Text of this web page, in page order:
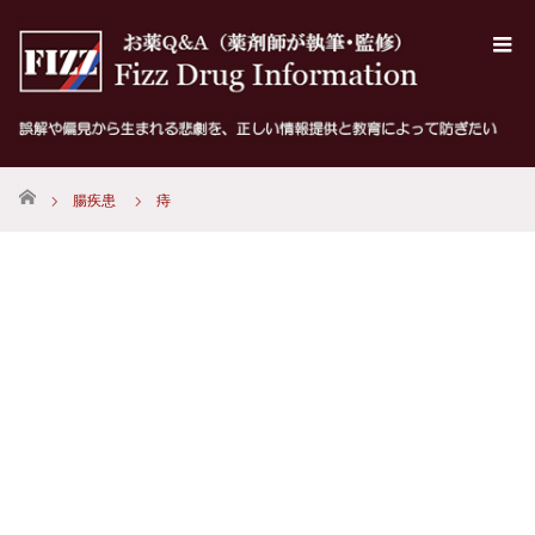
ホーム 腸疾患 痔